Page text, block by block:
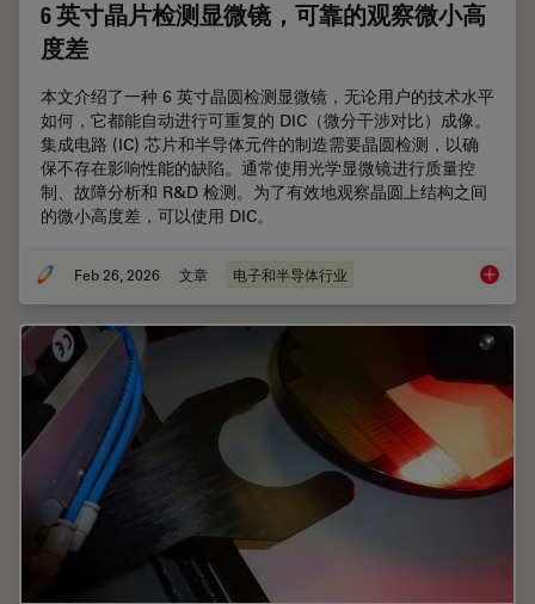
6 英寸晶片检测显微镜，可靠的观察微小高
度差
本文介绍了一种 6 英寸晶圆检测显微镜，无论用户的技术水平
如何，它都能自动进行可重复的 DIC（微分干涉对比）成像。
集成电路 (IC) 芯片和半导体元件的制造需要晶圆检测，以确
保不存在影响性能的缺陷。通常使用光学显微镜进行质量控
制、故障分析和 R&D 检测。为了有效地观察晶圆上结构之间
的微小高度差，可以使用 DIC。
Feb 26, 2026 文章 电子和半导体行业 6 英寸